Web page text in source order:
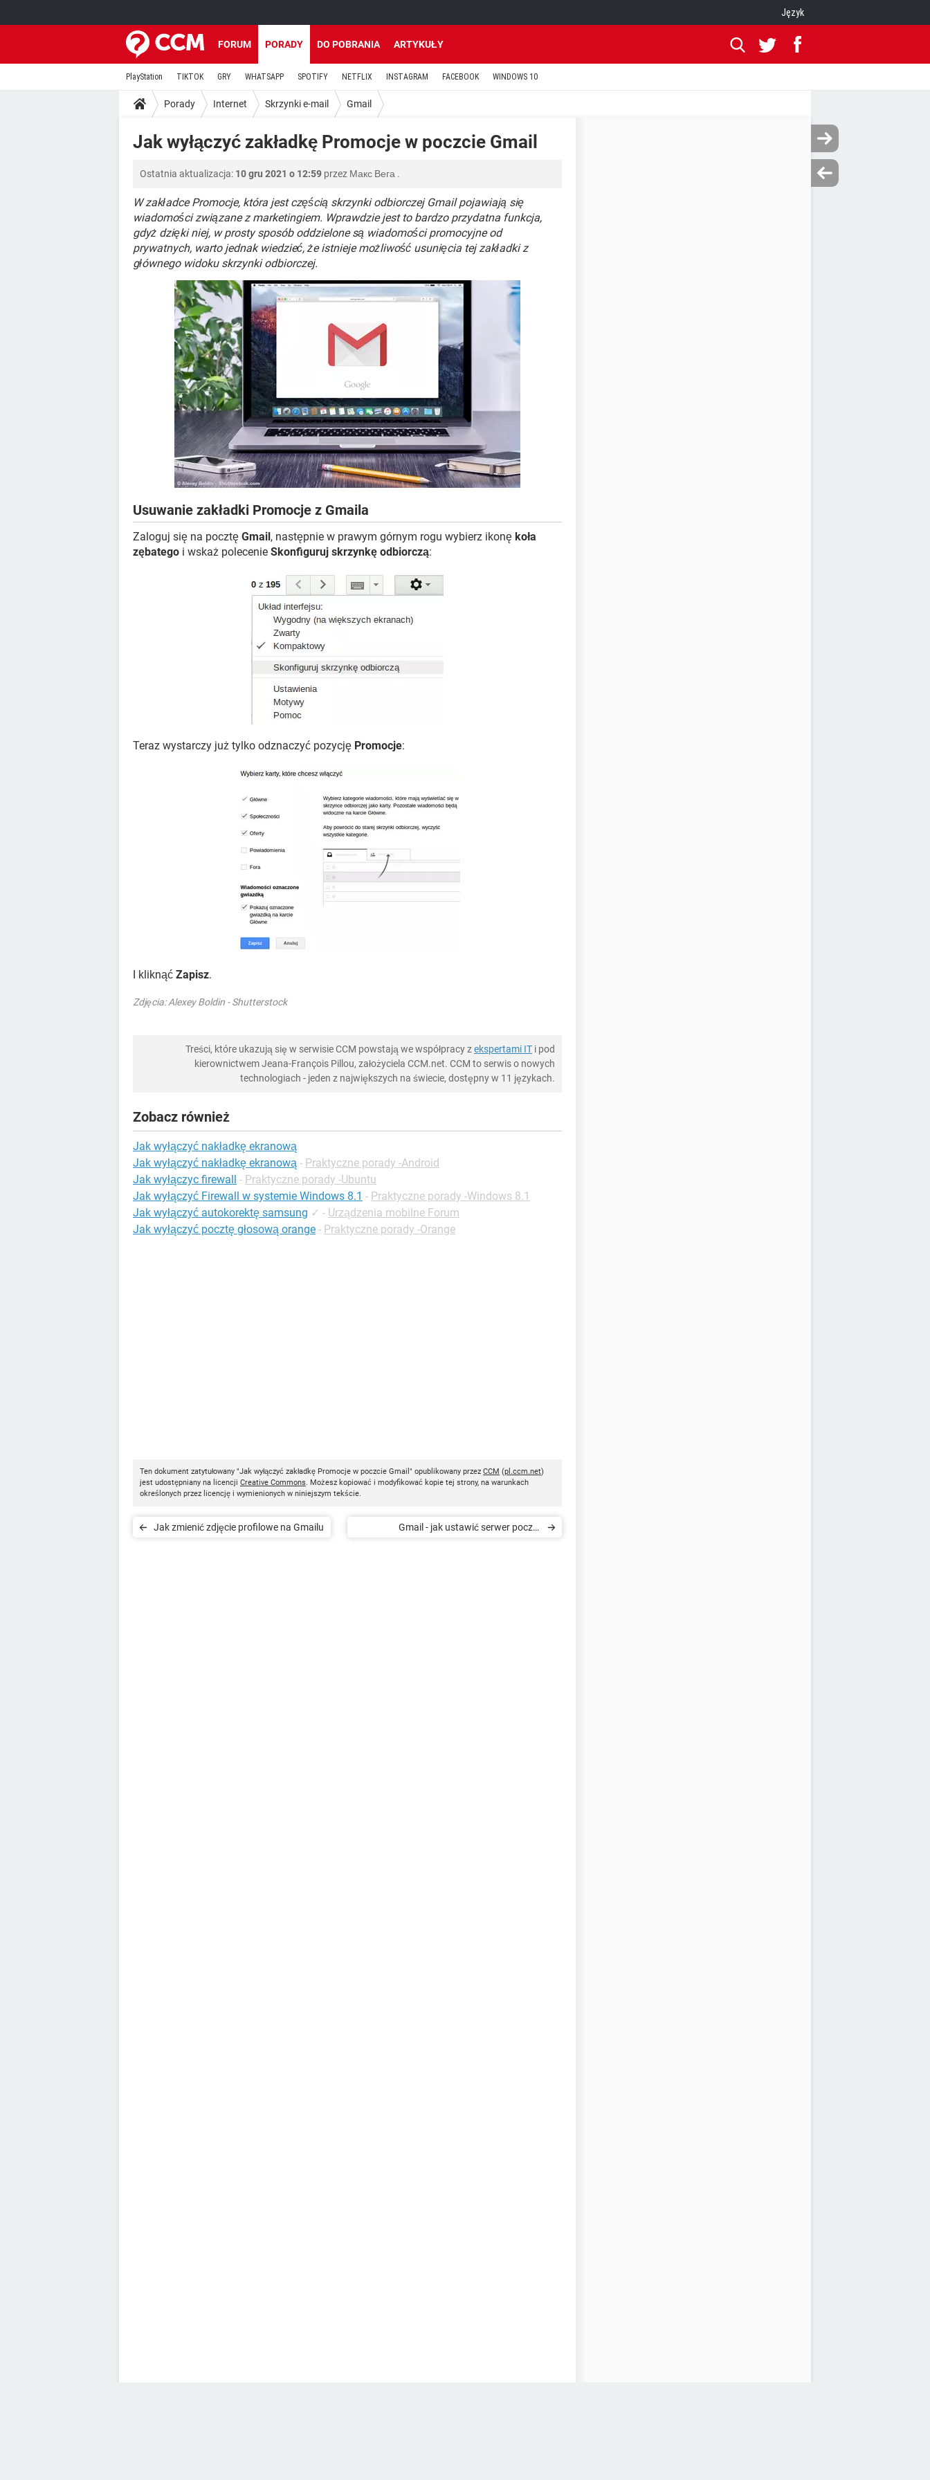
Język
FORUM PORADY DO POBRANIA ARTYKUŁY
PlayStation TIKTOK GRY WHATSAPP SPOTIFY NETFLIX INSTAGRAM FACEBOOK WINDOWS 10
Porady Internet Skrzynki e-mail Gmail
Jak wyłączyć zakładkę Promocje w poczcie Gmail
Ostatnia aktualizacja: 10 gru 2021 o 12:59 przez Макс Вега .
W zakładce Promocje, która jest częścią skrzynki odbiorczej Gmail pojawiają się
wiadomości związane z marketingiem. Wprawdzie jest to bardzo przydatna funkcja,
gdyż dzięki niej, w prosty sposób oddzielone są wiadomości promocyjne od
prywatnych, warto jednak wiedzieć, że istnieje możliwość usunięcia tej zakładki z
głównego widoku skrzynki odbiorczej.
Usuwanie zakładki Promocje z Gmaila
Zaloguj się na pocztę Gmail , następnie w prawym górnym rogu wybierz ikonę koła
zębatego i wskaż polecenie Skonfiguruj skrzynkę odbiorczą:
Teraz wystarczy już tylko odznaczyć pozycję Promocje:
I kliknąć Zapisz.
Zdjęcia: Alexey Boldin - Shutterstock
Treści, które ukazują się w serwisie CCM powstają we współpracy zekspertami IT i pod
kierownictwem Jeana-François Pillou, założyciela CCM.net. CCM to serwis o nowych
technologiach - jeden z największych na świecie, dostępny w 11 językach.
Zobacz również
Jak wyłączyć nakładkę ekranową
Jak wyłączyć nakładkę ekranową - Praktyczne porady -Android
Jak wyłączyc firewall
- Praktyczne porady -Ubuntu
Jak wyłączyć Firewall w systemie Windows 8.1 - Praktyczne porady -Windows 8.1
Jak wyłączyć autokorektę samsung ✓ - Urządzenia mobilne Forum
Jak wyłączyć pocztę głosową orange - Praktyczne porady -Orange
Ten dokument zatytułowany "Jak wyłączyć zakładkę Promocje w poczcie Gmail" opublikowany przez CCM (pl.ccm.net)
jest udostępniany na licencji Creative Commons. Możesz kopiować i modyfikować kopie tej strony, na warunkach
określonych przez licencję i wymienionych w niniejszym tekście.
Jak zmienić zdjęcie profilowe na Gmailu
Gmail - jak ustawić serwer poczty